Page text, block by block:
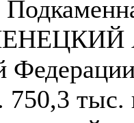
750,3